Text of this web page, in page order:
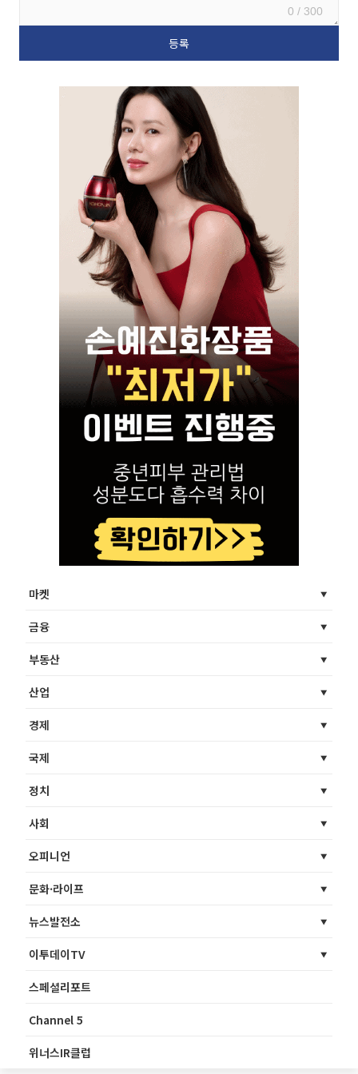
0 / 300
마켓
금융
부동산
산업
경제
국제
정치
사회
오피니언
문화·라이프
뉴스발전소
이투데이TV
스페셜리포트
Channel 5
위너스IR클럽